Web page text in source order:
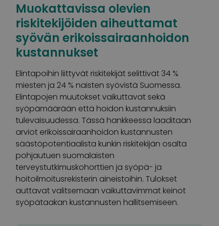
Muokattavissa olevien
riskitekijöiden aiheuttamat
syövän erikoissairaanhoidon
kustannukset
Elintapoihin liittyvät riskitekijät selittivät 34 %
miesten ja 24 % naisten syövistä Suomessa.
Elintapojen muutokset vaikuttavat sekä
syöpämäärään että hoidon kustannuksiin
tulevaisuudessa. Tässä hankkeessa laaditaan
arviot erikoissairaanhoidon kustannusten
säästöpotentiaalista kunkin riskitekijän osalta
pohjautuen suomalaisten
terveystutkimuskohorttien ja syöpä- ja
hoitoilmoitusrekisterin aineistoihin. Tulokset
auttavat valitsemaan vaikuttavimmat keinot
syöpätaakan kustannusten hallitsemiseen.